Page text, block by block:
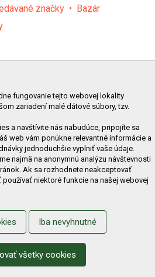
značky
Bazár
Reklamačný protokol
Protokol na odstúpenie od kúpy
Ochrana osobných údajov
Nákup na splátky
sa na odber noviniek
Podmienky zadávania hodnotení
online
fungovanie tejto webovej lokality
zariadení malé dátové súbory, tzv.
a navštívite nás nabudúce, pripojíte sa
web vám ponúkne relevantné informácie a
jednoduchšie vyplniť vaše údaje.
najmä na anonymnú analýzu návštevnosti
Ak sa rozhodnete neakceptovať
niektoré funkcie na našej webovej
Iba nevyhnutné
všetky cookies